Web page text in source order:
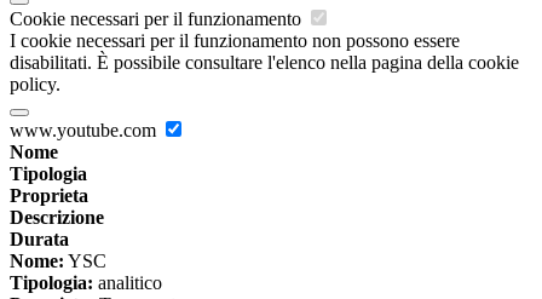
Cookie necessari per il funzionamento
I cookie necessari per il funzionamento non possono essere
disabilitati. È possibile consultare l'elenco nella pagina della cookie
policy.
www.youtube.com
Nome
Tipologia
Proprieta
Descrizione
Durata
Nome: YSC
Tipologia: analitico